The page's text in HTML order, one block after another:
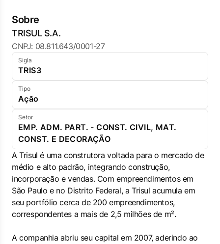
Sobre
TRISUL S.A.
CNPJ: 08.811.643/0001-27
Sigla
TRIS3
Tipo
Ação
Setor
EMP. ADM. PART. - CONST. CIVIL, MAT.
CONST. E DECORAÇÃO
A Trisul é uma construtora voltada para o mercado de
médio e alto padrão, integrando construção,
incorporação e vendas. Com empreendimentos em
São Paulo e no Distrito Federal, a Trisul acumula em
seu portfólio cerca de 200 empreendimentos,
correspondentes a mais de 2,5 milhões de m².
A companhia abriu seu capital em 2007, aderindo ao